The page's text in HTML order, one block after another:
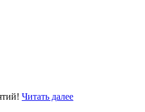
Читать далее